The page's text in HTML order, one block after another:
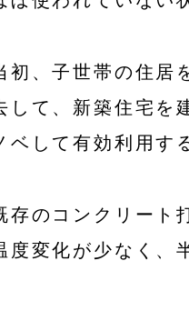
初、子世帯の住居
して、新築住宅を
ベして有効利用す
存のコンクリート
度変化が少なく、